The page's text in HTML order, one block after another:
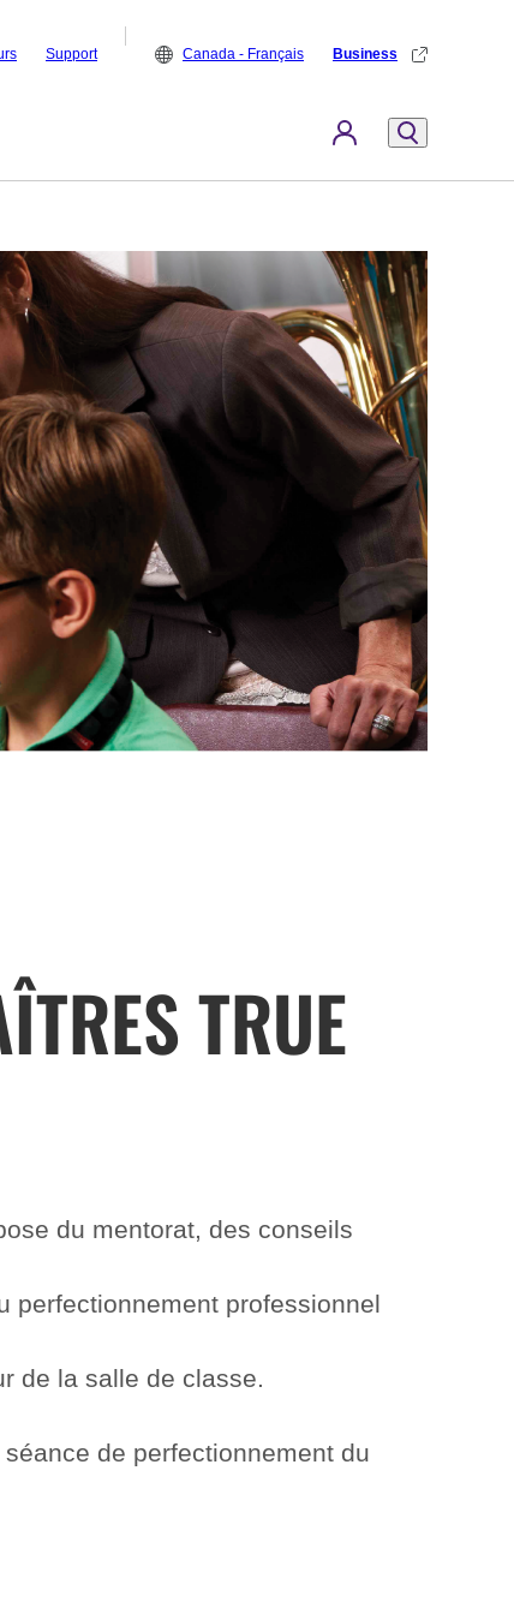
Support Canada - Français Business
TRUE
du mentorat, des conseils
perfectionnement professionnel
de la salle de classe.
de perfectionnement du